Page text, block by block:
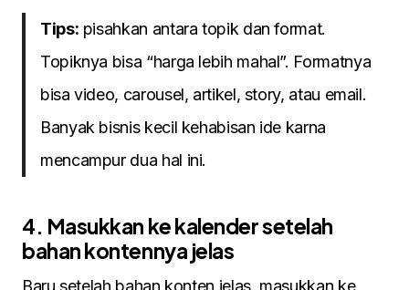
Tips: pisahkan antara topik dan format.
Topiknya bisa “harga lebih mahal”. Formatnya
bisa video, carousel, artikel, story, atau email.
Banyak bisnis kecil kehabisan ide karna
mencampur dua hal ini.
4. Masukkan ke kalender setelah
bahan kontennya jelas
Baru setelah bahan konten jelas, masukkan ke